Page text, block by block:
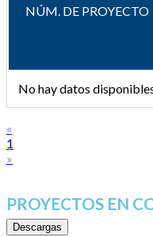
NÚM. DE PROYECTO
No hay datos
«
1
»
PROYECTOS EN
Descargas